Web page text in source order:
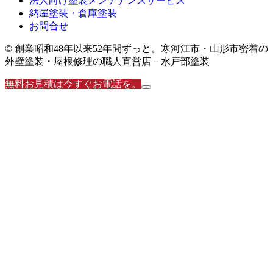
納屋塗装・倉庫塗装
お問合せ
© 創業昭和48年以来52年間ずっと。寒河江市・山形市密着の
外壁塗装・屋根修理の職人直営店－水戸部塗装
無料お見積は今すぐお電話を。